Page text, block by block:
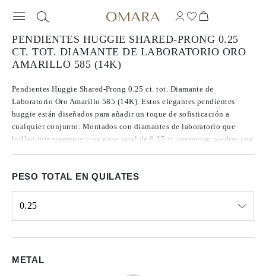
PENDIENTES HUGGIE SHARED-PRONG 0.25
CT. TOT. DIAMANTE DE LABORATORIO ORO
AMARILLO 585 (14K)
Pendientes Huggie Shared-Prong 0.25 ct. tot. Diamante de
Laboratorio Oro Amarillo 585 (14K). Estos elegantes pendientes
huggie están diseñados para añadir un toque de sofisticación a
cualquier conjunto. Montados con diamantes de laboratorio que
brillan intensamente y un peso total de 0.25 ct, presentan piedras con
PESO TOTAL EN QUILATES
0.25
METAL